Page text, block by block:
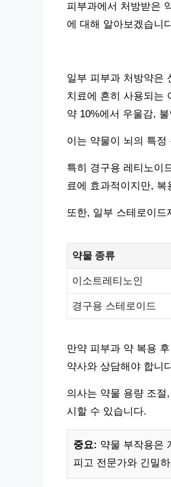
피부과에서 처방받은
에 대해 알아보겠습니
일부 피부과 처방약은
치료에 흔히 사용되는
약 10%에서 우울감,
이는 약물이 뇌의 특
특히 경구용 레티노이
료에 효과적이지만,
또한, 일부 스테로이
약물 종류
이소트레티노인
경구용 스테로이드
만약 피부과 약 복용
약사와 상담해야 합니
의사는 약물 용량 조절
시할 수 있습니다.
중요: 약물 부작용은
피고 전문가와 긴밀